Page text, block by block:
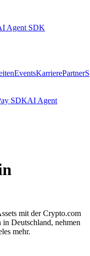
Agent SDK
EventsKarrierePartnerS
SDKAI Agent
mit der Crypto.com
Deutschland, nehmen
mehr.